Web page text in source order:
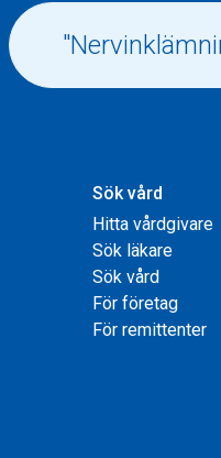
Sök vård
Hitta vårdgivare
Sök läkare
Sök vård
För företag
För remittenter